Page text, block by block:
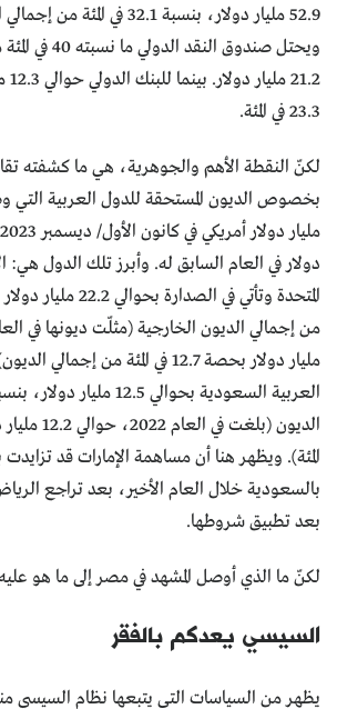
52.9 مليار دولار، بنسبة 32.1 في
ويحتل صندوق
23.3 في المئة.
لكنّ النقطة الأهم والجوهرية، هي ما كشفته
دولار في العام السابق له. وأبرز تلك الدول هي:
مليار دولار بحصة 12.7 في المئة من
المئة). ويظهر هنا أن مساهمة الإمارات قد
بالسعودية خلال العام الأخير، بعد تراجع
بعد تطبيق شروطها.
لكنّ ما الذي أوصل المشهد في مصر إلى ما هو
السيسي يعدكم بالفقر
يظهر من السياسات التي يتبعها نظام السيسي